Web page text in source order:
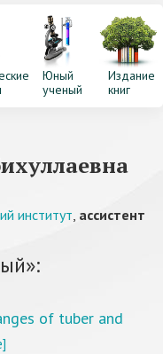
Юный
ученый
Издание
книг
институт, ассистент
of tuber and